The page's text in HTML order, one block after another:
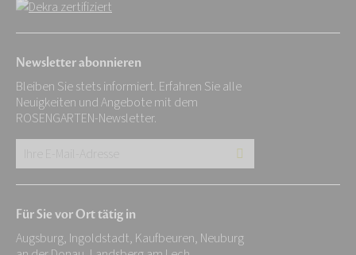
Newsletter abonnieren
Bleiben Sie stets informiert. Erfahren Sie alle
Neuigkeiten und Angebote mit dem
ROSENGARTEN-Newsletter.
E-
Adresse:
*
Für Sie vor Ort tätig in
Augsburg, Ingoldstadt, Kaufbeuren, Neuburg